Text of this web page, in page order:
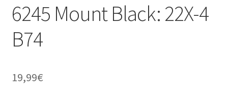
6245 Mount Black: 22X-4
B74
19,99€